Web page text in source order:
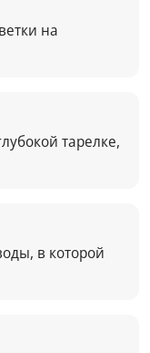
на
тарелке,
в которой